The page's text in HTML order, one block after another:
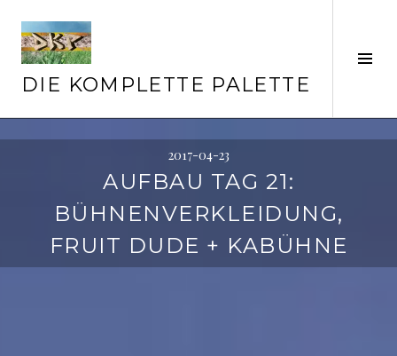
zum
Inhalt
DIE KOMPLETTE PALETTE
2017-04-23
AUFBAU TAG 21:
BÜHNENVERKLEIDUNG,
FRUIT DUDE + KABÜHNE